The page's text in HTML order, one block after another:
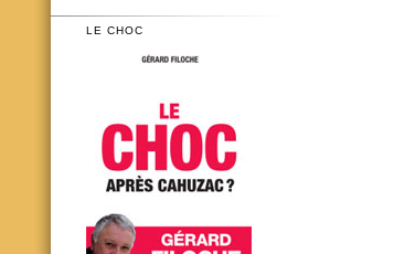
LE CHOC